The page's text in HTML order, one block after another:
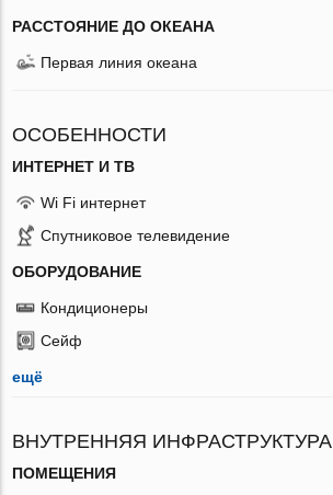
РАССТОЯНИЕ ДО ОКЕАНА
Первая линия океана
ОСОБЕННОСТИ
ИНТЕРНЕТ И ТВ
Wi Fi интернет
Спутниковое телевидение
ОБОРУДОВАНИЕ
Кондиционеры
Сейф
ещё
ВНУТРЕННЯЯ ИНФРАСТРУКТУРА
ПОМЕЩЕНИЯ